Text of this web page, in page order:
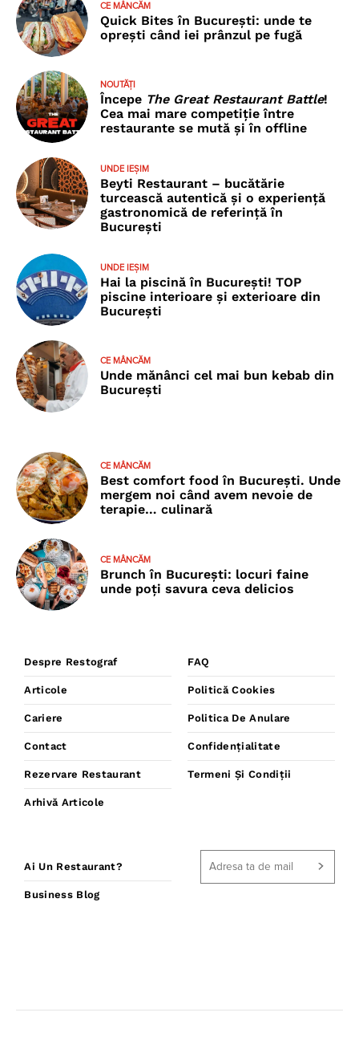
CE MÂNCĂM
Quick Bites în București: unde te
oprești când iei prânzul pe fugă
NOUTĂȚI
Începe The Great Restaurant Battle!
Cea mai mare competiție între
restaurante se mută și în offline
UNDE IEȘIM
Beyti Restaurant – bucătărie
turcească autentică și o experiență
gastronomică de referință în
București
UNDE IEȘIM
Hai la piscină în București! TOP
piscine interioare și exterioare din
București
CE MÂNCĂM
Unde mănânci cel mai bun kebab din
București
CE MÂNCĂM
Best comfort food în București. Unde
mergem noi când avem nevoie de
terapie… culinară
CE MÂNCĂM
Brunch în București: locuri faine
unde poţi savura ceva delicios
Despre Restograf
Articole
Cariere
Contact
Rezervare Restaurant
Arhivă Articole
FAQ
Politică Cookies
Politica De Anulare
Confidențialitate
Termeni Și Condiții
Ai Un Restaurant?
Business Blog